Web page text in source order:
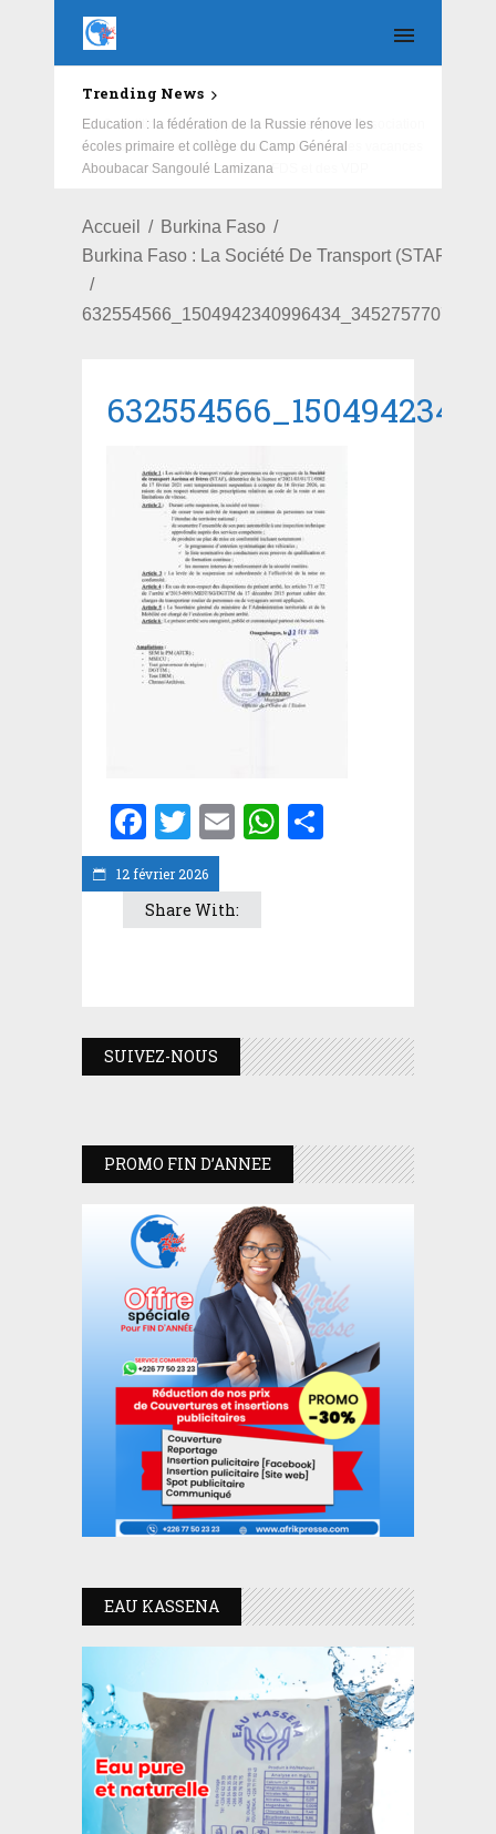
Trending News
Education : la fédération de la Russie rénove les
écoles primaire et collège du Camp Général
Aboubacar Sangoulé Lamizana
Accueil
Burkina Faso
Burkina Faso : La Société De Transport (STAF)
12 février 2026
Facebook
Twitter
EmailWhatsApp
Share With:
SUIVEZ-NOUS
PROMO FIN D’ANNEE
EAU KASSENA